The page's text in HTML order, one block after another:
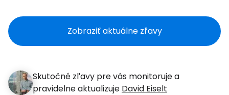
Zobraziť aktuálne zľavy
Skutočné zľavy pre vás monitoruje a
pravidelne aktualizuje David Eiselt
Pokračovať na Facebooku